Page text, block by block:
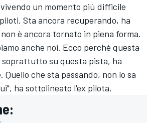
un momento più difficile
Sta ancora recuperando, ha
è ancora tornato in piena forma.
anche noi. Ecco perché questa
su questa pista, ha
Quello che sta passando, non lo sa
ha sottolineato l'ex pilota.